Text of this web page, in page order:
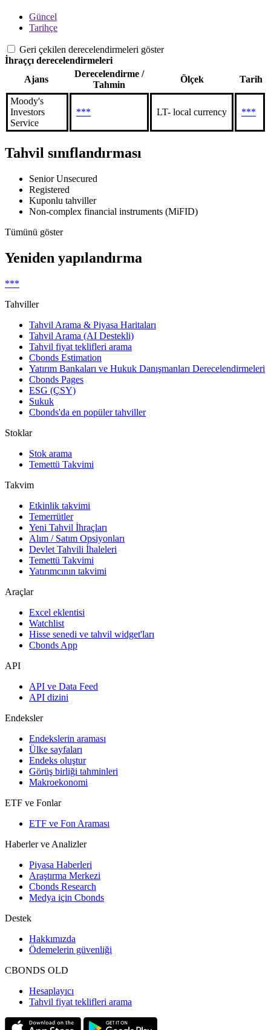
Güncel
Tarihçe
Geri çekilen derecelendirmeleri göster
İhraççı derecelendirmeleri
Ajans
Derecelendirme /
Tahmin
Ölçek Tarih
Moody's
Investors
Service
*** LT- local currency ***
Tahvil sınıflandırması
Senior Unsecured
Registered
Kuponlu tahviller
Non-complex financial instruments (MiFID)
Tümünü göster
Yeniden yapılandırma
***
Tahviller
Tahvil Arama & Piyasa Haritaları
Tahvil Arama (AI Destekli)
Tahvil fiyat teklifleri arama
Cbonds Estimation
Yatırım Bankaları ve Hukuk Danışmanları Derecelendirmeleri
Cbonds Pages
ESG (ÇSY)
Sukuk
Cbonds'da en popüler tahviller
Stoklar
Stok arama
Temettü Takvimi
Takvim
Etkinlik takvimi
Temerrütler
Yeni Tahvil İhraçları
Alım / Satım Opsiyonları
Devlet Tahvili İhaleleri
Temettü Takvimi
Yatırımcının takvimi
Araçlar
Excel eklentisi
Watchlist
Hisse senedi ve tahvil widget'ları
Cbonds App
API
API ve Data Feed
API dizini
Endeksler
Endekslerin araması
Ülke sayfaları
Endeks oluştur
Görüş birliği tahminleri
Makroekonomi
ETF ve Fonlar
ETF ve Fon Araması
Haberler ve Analizler
Piyasa Haberleri
Araştırma Merkezi
Cbonds Research
Medya için Cbonds
Destek
Hakkımızda
Ödemelerin güvenliği
CBONDS OLD
Hesaplayıcı
Tahvil fiyat teklifleri arama